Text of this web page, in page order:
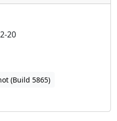
20
(Build 5865)